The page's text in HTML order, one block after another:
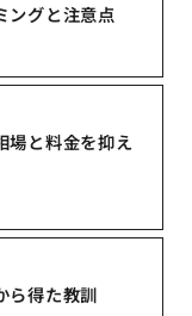
ングと注意点
場と料金を抑え
ら得た教訓